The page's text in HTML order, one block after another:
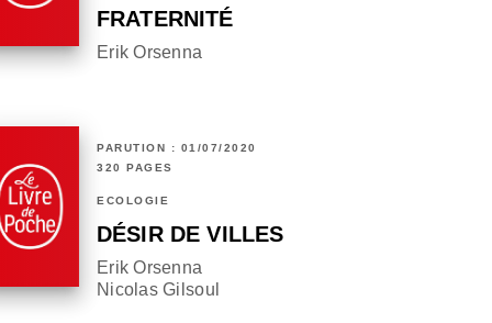
FRATERNITÉ
Erik Orsenna
PARUTION : 01/07/2020
320 PAGES
ÉCOLOGIE
DÉSIR DE VILLES
Erik Orsenna
Nicolas Gilsoul